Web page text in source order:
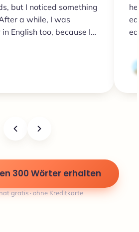
but I noticed something
a while, I was
English too, because I
same simple things all the
300 Wörter erhalten
gratis · ohne Kreditkarte